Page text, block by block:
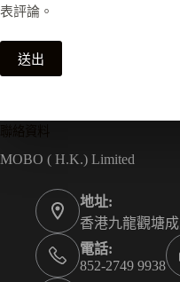
表評論。
送出
MOBO ( H.K.) Limited
地址:
香港九龍觀塘
電話:
852-2749 9938